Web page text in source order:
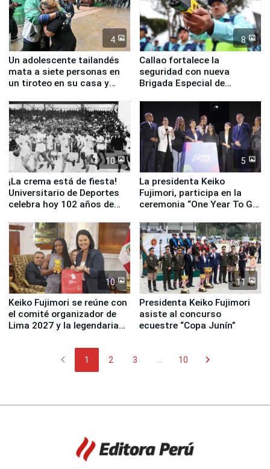
4
Un adolescente tailandés
mata a siete personas en
un tiroteo en su casa y
8
Callao fortalece la
seguridad con nueva
Brigada Especial de
equipamiento para
Serenazgo
10
¡La crema está de fiesta!
Universitario de Deportes
celebra hoy 102 años de
5
La presidenta Keiko
Fujimori, participa en la
ceremonia “One Year To Go
10
Keiko Fujimori se reúne con
el comité organizador de
Lima 2027 y la legendaria
11
Presidenta Keiko Fujimori
asiste al concurso
ecuestre “Copa Junín”
chevron_left 1 2 3 10 chevron_right